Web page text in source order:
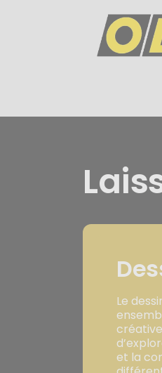
Le
et la